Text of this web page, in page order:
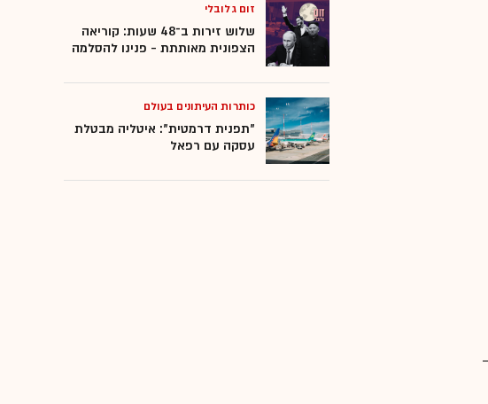
זום גלובלי
שלוש זירות ב־48 שעות: קוריאה
הצפונית מאותתת - פנינו להסלמה
כותרות העיתונים בעולם
"תפנית דרמטית": איטליה מבטלת
עסקה עם רפאל